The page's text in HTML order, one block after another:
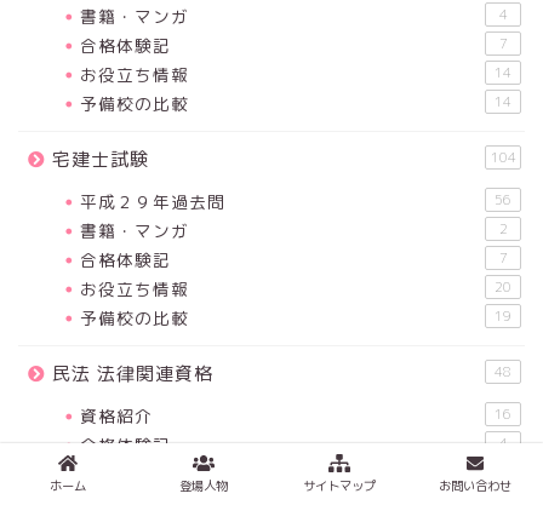
書籍・マンガ 4
合格体験記 7
お役立ち情報 14
予備校の比較 14
宅建士試験 104
平成２９年過去問 56
書籍・マンガ 2
合格体験記 7
お役立ち情報 20
予備校の比較 19
民法 法律関連資格 48
資格紹介 16
合格体験記 4
勉強法・お役立ち情報
ホーム 登場人物 サイトマップ お問い合わせ